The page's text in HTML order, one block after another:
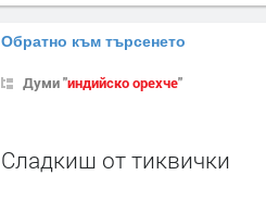
Обратно към търсенето
Думи "индийско орехче"
Сладкиш от тиквички